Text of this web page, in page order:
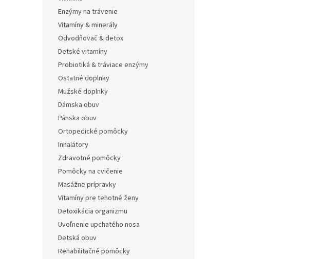
Enzýmy na trávenie
Vitamíny & minerály
Odvodňovač & detox
Detské vitamíny
Probiotiká & tráviace enzýmy
Ostatné doplnky
Mužské doplnky
Dámska obuv
Pánska obuv
Ortopedické pomôcky
Inhalátory
Zdravotné pomôcky
Pomôcky na cvičenie
Masážne prípravky
Vitamíny pre tehotné ženy
Detoxikácia organizmu
Uvoľnenie upchatého nosa
Detská obuv
Rehabilitačné pomôcky